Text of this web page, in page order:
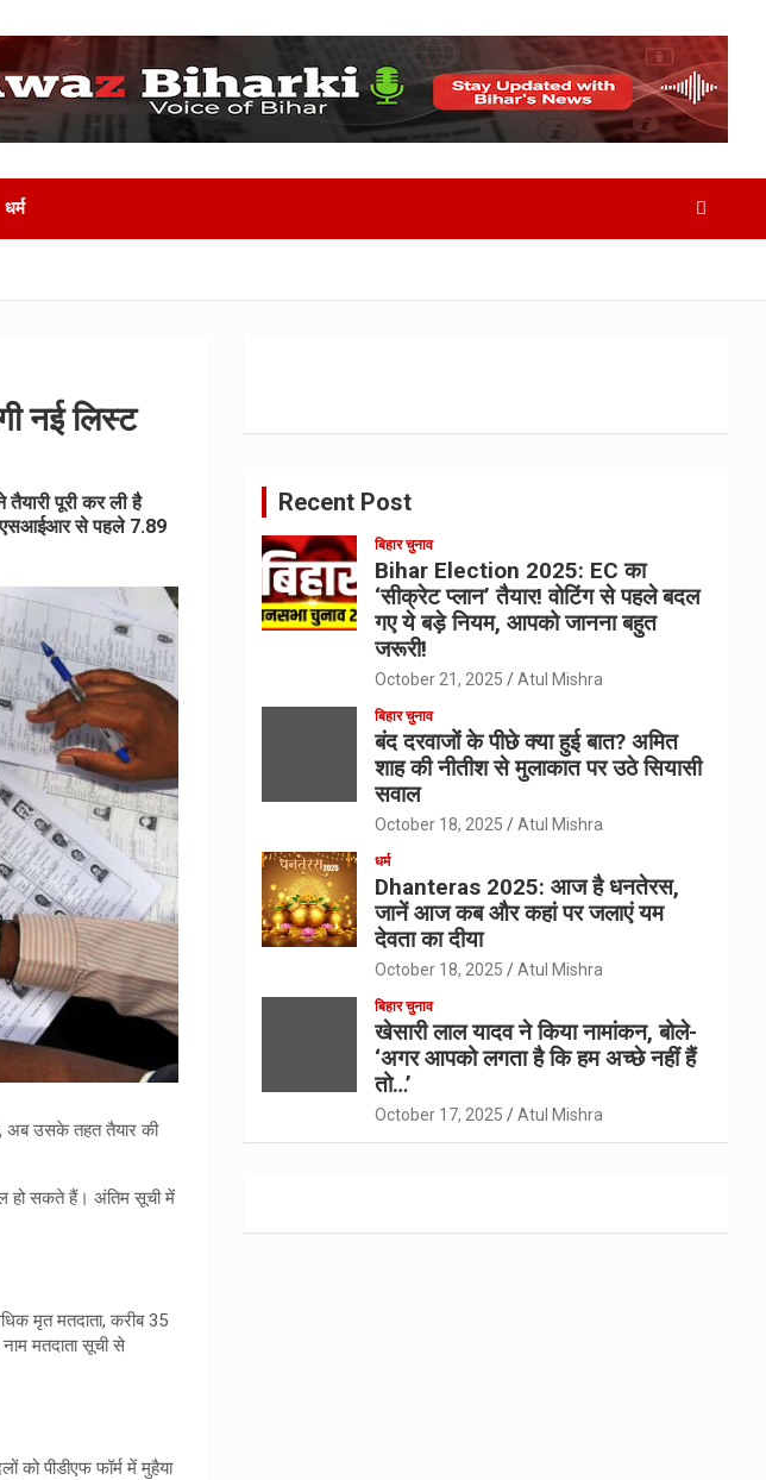
धर्म
नई लिस्ट
पूरी कर ली है
एसआईआर से पहले 7.89
अब उसके तहत तैयार की
हो सकते हैं। अंतिम सूची में
मृत मतदाता, करीब 35
मतदाता सूची से
को पीडीएफ फॉर्म में मुहैया
Recent Post
बिहार चुनाव
Bihar Election 2025: EC का
‘सीक्रेट प्लान’ तैयार! वोटिंग से पहले बदल
गए ये बड़े नियम, आपको जानना बहुत
जरूरी!
October 21, 2025 Atul Mishra
बिहार चुनाव
बंद दरवाजों के पीछे क्या हुई बात? अमित
शाह की नीतीश से मुलाकात पर उठे सियासी
सवाल
October 18, 2025 Atul Mishra
धर्म
Dhanteras 2025: आज है धनतेरस,
जानें आज कब और कहां पर जलाएं यम
देवता का दीया
October 18, 2025 Atul Mishra
बिहार चुनाव
खेसारी लाल यादव ने किया नामांकन, बोले-
‘अगर आपको लगता है कि हम अच्छे नहीं हैं
तो…’
October 17, 2025 Atul Mishra